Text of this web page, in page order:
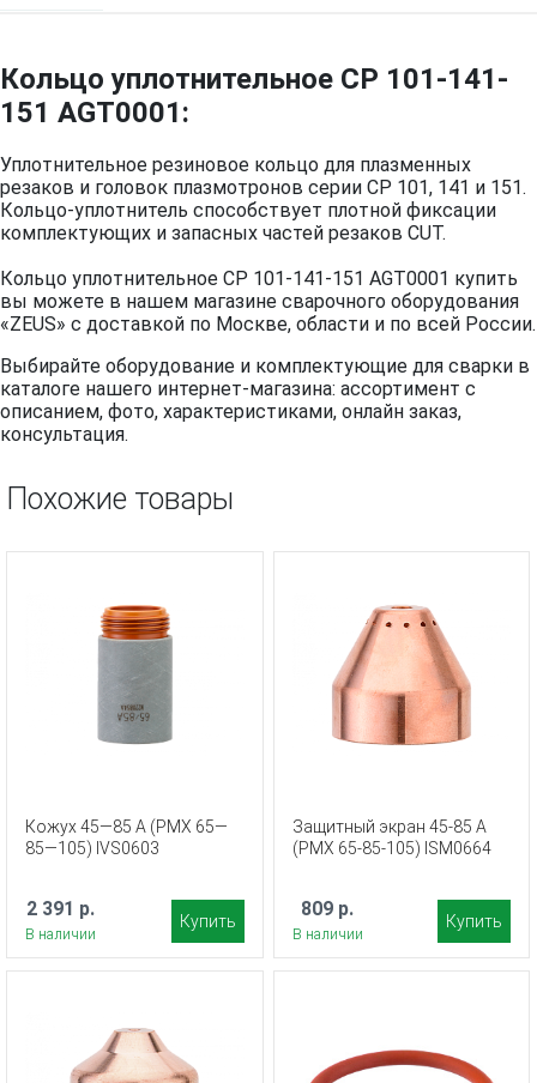
Кольцо уплотнительное CP 101-141-
151 AGT0001:
Уплотнительное резиновое кольцо для плазменных
резаков и головок плазмотронов серии CP 101, 141 и 151.
Кольцо-уплотнитель способствует плотной фиксации
комплектующих и запасных частей резаков CUT.
Кольцо уплотнительное CP 101-141-151 AGT0001 купить
вы можете в нашем магазине сварочного оборудования
«ZEUS» с доставкой по Москве, области и по всей России.
Выбирайте оборудование и комплектующие для сварки в
каталоге нашего интернет-магазина: ассортимент с
описанием, фото, характеристиками, онлайн заказ,
консультация.
Похожие товары
Кожух 45—85 А (PMX 65—
85—105) IVS0603
2 391 р.
В наличии
Купить
Защитный экран 45-85 А
(PMX 65-85-105) ISM0664
809 р.
В наличии
Купить